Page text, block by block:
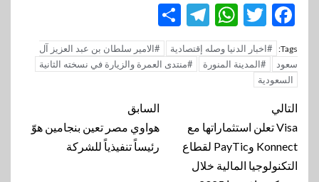
Facebook
Twitter
WhatsApp
Telegram
Tags: #اخبار الدنيا وصله إقتصادية
#الامير سلطان بن عبد العزيز آل
سعود
#المدينة المنورة
#منتدى العمرة والزيارة في نسخته الثانية
السعودية
تنقل
المقالة
السابق
هواوي مصر تعين بنجامين هوّ
رئيساً تنفيذياً للشركة
التالي
Visa تعلن استثماراتها مع
Konnect وPayTic لقطاع
التكنولوجيا المالية خلال